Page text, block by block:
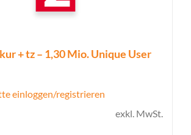
+ tz – 1,30 Mio. Unique User
einloggen/registrieren
exkl. MwSt.